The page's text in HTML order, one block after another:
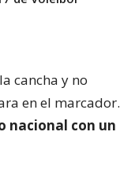
cancha y no
en el marcador.
nacional con un